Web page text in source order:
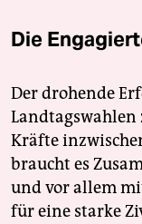
Die
Der drohende
Landtagswahlen
Kräfte
braucht es
und vor allem
für eine starke